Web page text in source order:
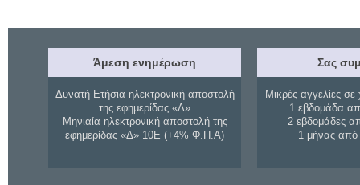
Άμεση ενημέρωση
Δυνατή Ετήσια ηλεκτρονική αποστολή
της εφημερίδας «Δ»
Μηνιαία ηλεκτρονική αποστολή της
εφημερίδας «Δ» 10Ε (+4% Φ.Π.Α)
Σας
Μικρές αγγελίες σε
1 εβδομάδα
2 εβδομάδες
1 μήνας